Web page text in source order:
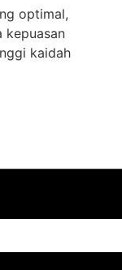
optimal,
kepuasan
kaidah